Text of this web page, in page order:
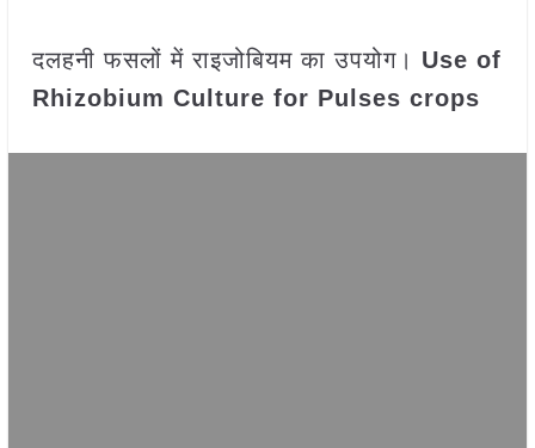
दलहनी फसलों में राइजोबियम का उपयोग। Use of
Rhizobium Culture for Pulses crops